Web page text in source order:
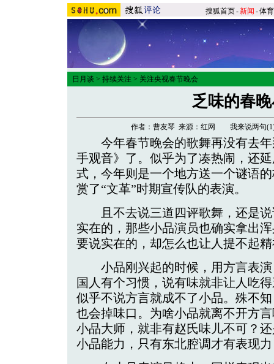
搜狐首页-新闻 -体育
日月谈 > 持续关注 > 关注央视春节晚会
乏味的春
作者：曹友琴 来源：红网 我来说两句(1
今年春节晚会的歌舞再没有去年
手观音》了。似乎为了凑热闹，还
式，今年则是一个地方送一个谜语
赏了“文革”时期宣传队的表演。
且不去说三道四评歌舞，还是说
实在的，那些小品演员也确实拿出
要说实在的，却怎么也让人提不起
小品刚兴起的时候，用方言表演
国人有个习惯，说有味就非让人吃
似乎不说方言就成不了小品。殊不
也会掉味口。为啥小品就离不开方
小品大师，就非有赵氏味儿不可？
小品能力，只有东北腔调才有表现